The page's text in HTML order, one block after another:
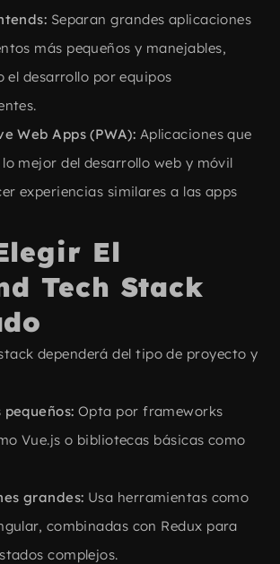
Separan grandes aplicaciones
más pequeños y manejables,
el desarrollo por equipos
Web Apps (PWA): Aplicaciones que
mejor del desarrollo web y móvil
experiencias similares a las apps
El
Tech Stack​
dependerá del tipo de proyecto y
Opta por frameworks
Vue.js o bibliotecas básicas como
grandes: Usa herramientas como
combinadas con Redux para
complejos.